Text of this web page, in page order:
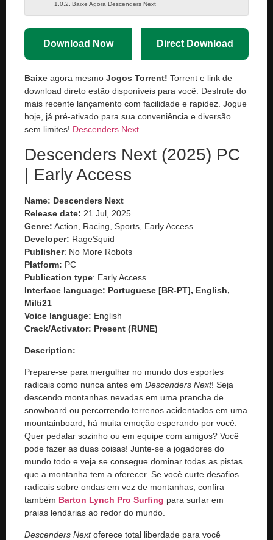
Baixe Agora Descenders Next
Download Now Direct Download
Baixe agora mesmo Jogos Torrent! Torrent e link de
download direto estão disponíveis para você. Desfrute do
mais recente lançamento com facilidade e rapidez. Jogue
hoje, já pré-ativado para sua conveniência e diversão
sem limites! Descenders Next
Descenders Next (2025) PC
| Early Access
Name: Descenders Next
Release date: 21 Jul, 2025
Genre: Action, Racing, Sports, Early Access
Developer: RageSquid
Publisher: No More Robots
Platform: PC
Publication type: Early Access
Interface language: Portuguese [BR-PT], English,
Milti21
Voice language: English
Crack/Activator: Present (RUNE)
Description:
Prepare-se para mergulhar no mundo dos esportes
radicais como nunca antes em Descenders Next! Seja
descendo montanhas nevadas em uma prancha de
snowboard ou percorrendo terrenos acidentados em uma
mountainboard, há muita emoção esperando por você.
Quer pedalar sozinho ou em equipe com amigos? Você
pode fazer as duas coisas! Junte-se a jogadores do
mundo todo e veja se consegue dominar todas as pistas
que a montanha tem a oferecer. Se você curte desafios
radicais sobre ondas em vez de montanhas, confira
também Barton Lynch Pro Surfing para surfar em
praias lendárias ao redor do mundo.
Descenders Nextoferece total liberdade para você